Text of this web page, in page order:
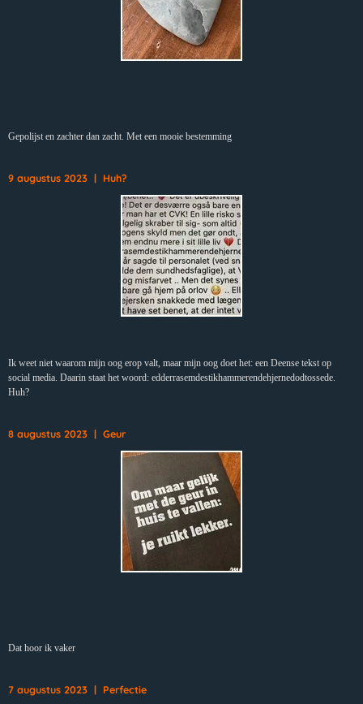
Gepolijst en zachter dan zacht. Met een mooie bestemming
9 augustus 2023 | Huh?
Ik weet niet waarom mijn oog erop valt, maar mijn oog doet het: een Deense tekst op
social media. Daarin staat het woord: edderrasemdestikhammerendehjernedodtossede.
Huh?
8 augustus 2023 | Geur
Dat hoor ik vaker
7 augustus 2023 | Perfectie